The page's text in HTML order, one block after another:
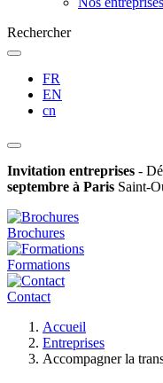
Rechercher
FR
EN
cn
Invitation entreprises -
septembre à Paris Saint-
Brochures
Formations
Contact
d'Ariane
Accueil
Entreprises
Accompagner la